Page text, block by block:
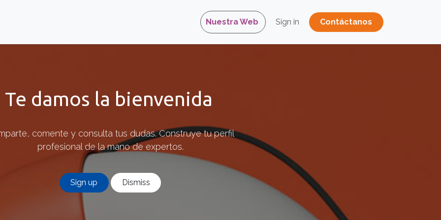
Nuestra Web Sign in Contáctano​​​​s
Te damos la bienvenida
comente y consulta tus dudas. Construye tu perfil
profesional de la mano de expertos.
Sign up Dismiss